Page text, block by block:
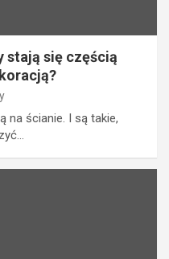
stają się częścią
na ścianie. I są takie,